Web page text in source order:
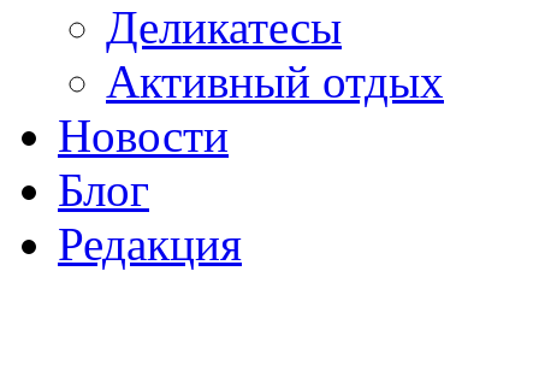
Деликатесы
Активный отдых
Новости
Блог
Редакция